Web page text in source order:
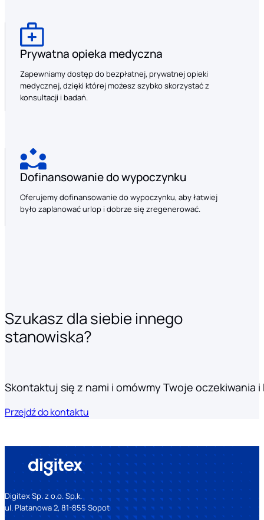
Prywatna opieka medyczna
Zapewniamy dostęp do bezpłatnej, prywatnej opieki
medycznej, dzięki której możesz szybko skorzystać z
konsultacji i badań.
Dofinansowanie do wypoczynku
Oferujemy dofinansowanie do wypoczynku, aby łatwiej
było zaplanować urlop i dobrze się zregenerować.
Szukasz dla siebie innego
stanowiska?
Skontaktuj się z nami i omówmy Twoje oczekiwania
Przejdź do kontaktu
Digitex Sp. z o.o. Sp.k.
ul. Platanowa 2, 81-855 Sopot